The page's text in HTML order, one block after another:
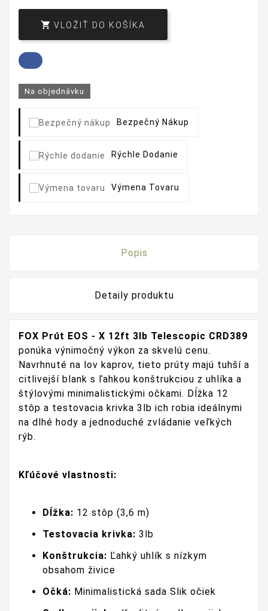
 VLOŽIŤ DO KOŠÍKA
Na objednávku
Bezpečný Nákup
Rýchle Dodanie
Výmena Tovaru
Popis
Detaily produktu
FOX Prút EOS - X 12ft 3lb Telescopic CRD389
ponúka výnimočný výkon za skvelú cenu.
Navrhnuté na lov kaprov, tieto prúty majú tuhší a
citlivejší blank s ľahkou konštrukciou z uhlíka a
štýlovými minimalistickými očkami. Dĺžka 12
stôp a testovacia krivka 3lb ich robia ideálnymi
na dlhé hody a jednoduché zvládanie veľkých
rýb.
Kľúčové vlastnosti:
Dĺžka: 12 stôp (3,6 m)
Testovacia krivka: 3lb
Konštrukcia: Ľahký uhlík s nízkym
obsahom živice
Očká: Minimalistická sada Slik očiek